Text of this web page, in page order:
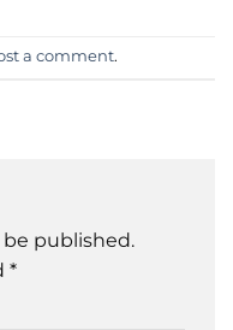
a comment.
published.
*